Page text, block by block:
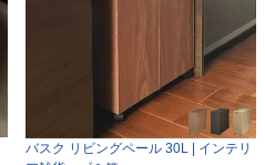
バスク リビングペール 30L | インテリ